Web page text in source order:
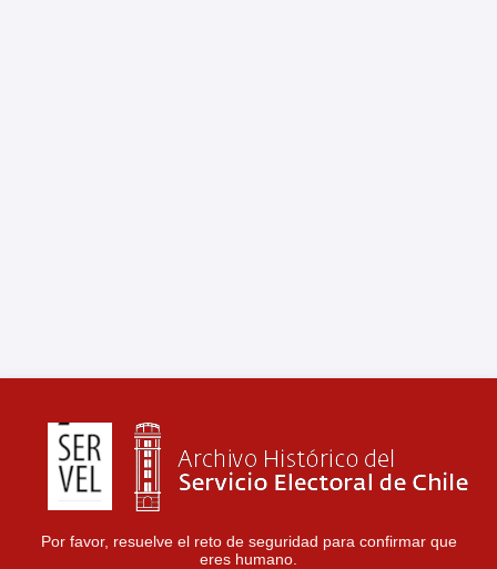
Por favor, resuelve el reto de seguridad para confirmar que
eres humano.